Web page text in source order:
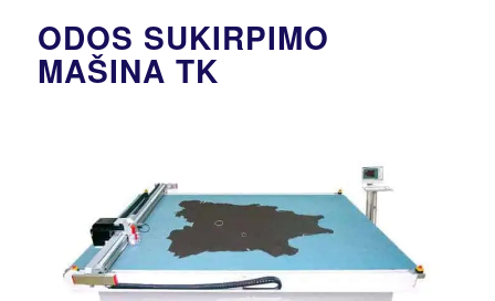
ODOS SUKIRPIMO
MAŠINA TK